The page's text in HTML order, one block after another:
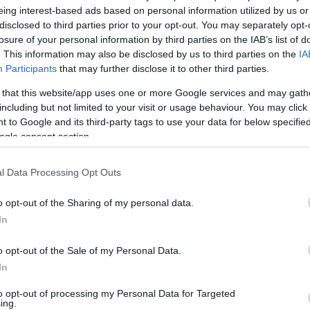
interest-based ads based on personal information utilized by us
to third parties prior to your opt-out. You may separately
of your personal information by third parties on the IAB’s list of
This information may also be disclosed by us to third parties on the
Participants that may further disclose it to other third parties.
that this website/app uses one or more Google services and may
but not limited to your visit or usage behaviour. You may
to Google and its third-party tags to use your data for below
consent section.
Data Processing Opt Outs
opt-out of the Sharing of my personal data.
opt-out of the Sale of my Personal Data.
opt-out of processing my Personal Data for Targeted
gått som önskat, och i mitten av augusti
informationen om att fluorförbudet skjuts upp
arbeta med att utveckla testapparaturen.
ser ut som den gjorde under förra
och detta underlättar även för kunden som
att åka med även den här vintern, säger
totalförbud mot och detta gäller produkter
(parts per billion).
det är gränsvärdet som gäller oavsett
på marknaden, och de är väldigt bra